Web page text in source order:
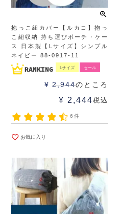
抱っこ紐カバー【ルカコ】抱っ
こ紐収納 持ち運びポーチ・ケー
ス 日本製【Lサイズ】シンプル
ネイビー 88-0917-11
Lサイズ セール
¥ 2,944のところ
¥ 2,444税込
6件
お気に入り